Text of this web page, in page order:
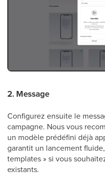
2. Message
Configurez ensuite le
campagne. Nous vous
un modèle prédéfini déjà
garantit un lancement
templates » si vous
existants.